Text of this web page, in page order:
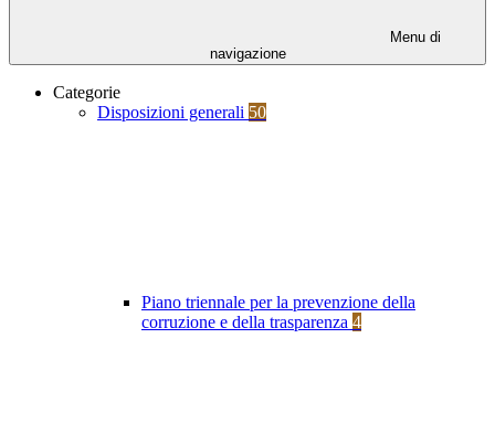
Menu di
navigazione
Categorie
Disposizioni generali 50
Piano triennale per la prevenzione della
corruzione e della trasparenza 4